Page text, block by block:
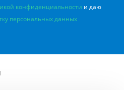
конфиденциальности и даю
персональных данных